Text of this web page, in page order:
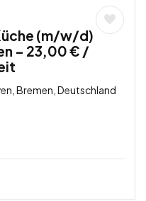
(m/w/d)
– 23,00 € /
Bremen, Deutschland